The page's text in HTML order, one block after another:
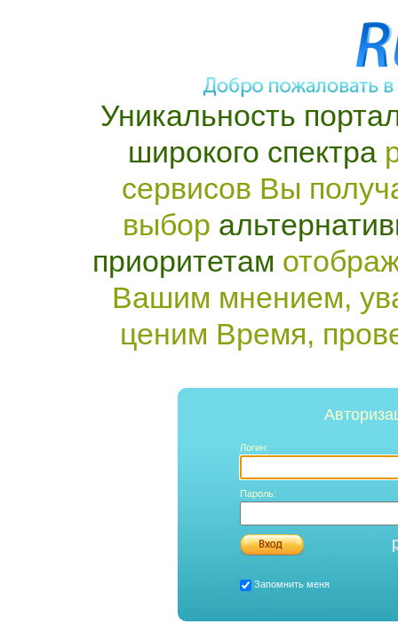
Уникальность
широкого спектра
сервисов Вы
выбор
приоритетам
Вашим мнением,
ценим Время,
Логин:
Пароль:
Запомнить меня